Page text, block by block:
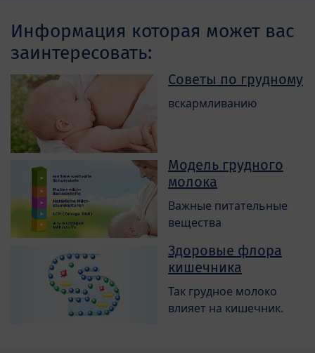
Информация которая может вас
заинтересовать:
Советы по грудному
вскармливанию
Модель грудного
молока
Важные питательные
вещества
Здоровые флора
кишечника
Так грудное молоко
влияет на кишечник.